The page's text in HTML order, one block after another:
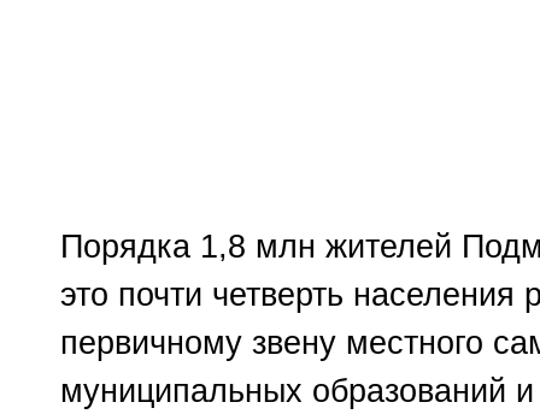
Порядка 1,8 млн жителей
это почти четверть населения
первичному звену местного
муниципальных образований